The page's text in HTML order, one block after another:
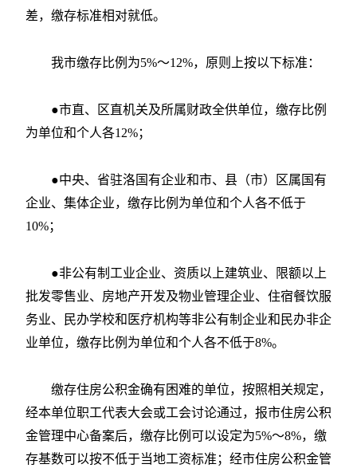
差，缴存标准相对就低。
我市缴存比例为5%～12%，原则上按以下标准：
●市直、区直机关及所属财政全供单位，缴存比例
为单位和个人各12%；
●中央、省驻洛国有企业和市、县（市）区属国有
企业、集体企业，缴存比例为单位和个人各不低于
10%；
●非公有制工业企业、资质以上建筑业、限额以上
批发零售业、房地产开发及物业管理企业、住宿餐饮服
务业、民办学校和医疗机构等非公有制企业和民办非企
业单位，缴存比例为单位和个人各不低于8%。
缴存住房公积金确有困难的单位，按照相关规定，
经本单位职工代表大会或工会讨论通过，报市住房公积
金管理中心备案后，缴存比例可以设定为5%～8%，缴
存基数可以按不低于当地工资标准；经市住房公积金管